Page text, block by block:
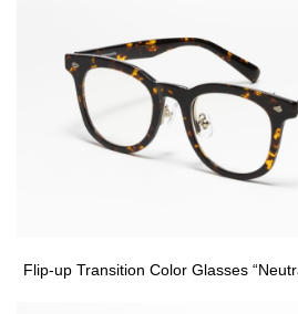
Flip-up Transition Color Glasses